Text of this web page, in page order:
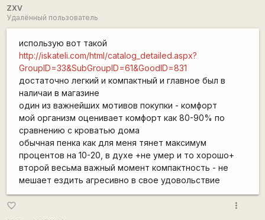
ZXV
Удалённый пользователь
использую вот такой
http://iskateli.com/html/catalog_detailed.aspx?
GroupID=33&SubGroupID=61&GoodID=831
достаточно легкий и компактный и главное был в
наличаи в магазине
один из важнейших мотивов покупки - комфорт
мой организм оценивает комфорт как 80-90% по
сравнению с кроватью дома
обычная пенка как для меня тянет максимум
процентов на 10-20, в духе +не умер и то хорошо+
второй весьма важный момент компактность - не
мешает ездить агресивно в свое удовольствие
favorite_border more_vert